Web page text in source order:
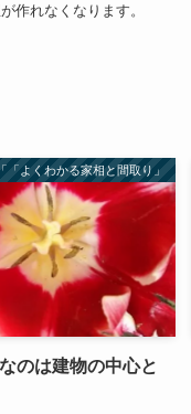
作れなくなります。
「よくわかる家相と間取り」
のは建物の中心と